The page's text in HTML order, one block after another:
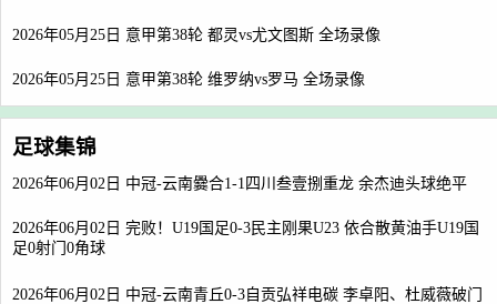
2026年05月25日 意甲第38轮 都灵vs尤文图斯 全场录像
2026年05月25日 意甲第38轮 维罗纳vs罗马 全场录像
足球集锦
2026年06月02日 中冠-云南爨合1-1四川叁壹捌重龙 余杰迪头球绝平
2026年06月02日 完败！U19国足0-3民主刚果U23 依合散黄油手U19国
足0射门0角球
2026年06月02日 中冠-云南青丘0-3自贡弘祥电碳 李卓阳、杜威薇破门